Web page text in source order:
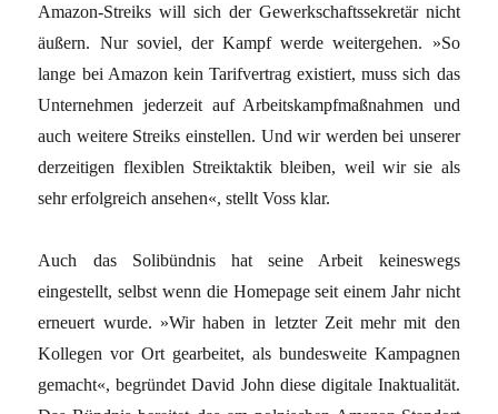
Amazon-Streiks will sich der Gewerkschaftssekretär nicht
äußern. Nur soviel, der Kampf werde weitergehen. »So
lange bei Amazon kein Tarifvertrag existiert, muss sich das
Unternehmen jederzeit auf Arbeitskampfmaßnahmen und
auch weitere Streiks einstellen. Und wir werden bei unserer
derzeitigen flexiblen Streiktaktik bleiben, weil wir sie als
sehr erfolgreich ansehen«, stellt Voss klar.
Auch das Solibündnis hat seine Arbeit keineswegs
eingestellt, selbst wenn die Homepage seit einem Jahr nicht
erneuert wurde. »Wir haben in letzter Zeit mehr mit den
Kollegen vor Ort gearbeitet, als bundesweite Kampagnen
gemacht«, begründet David John diese digitale Inaktualität.